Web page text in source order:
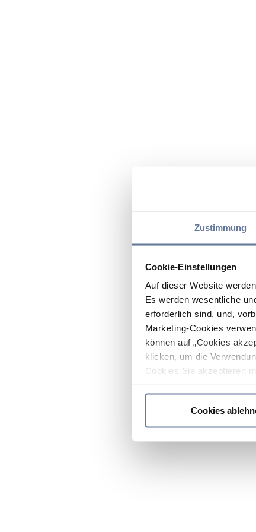
Zustimmung
Cookie-Einstellungen
Auf dieser Website
Es werden wesentliche
erforderlich sind, und,
Marketing-Cookies
können auf „Cookies
klicken, um die
Cookies Sie akzeptieren
Cookies